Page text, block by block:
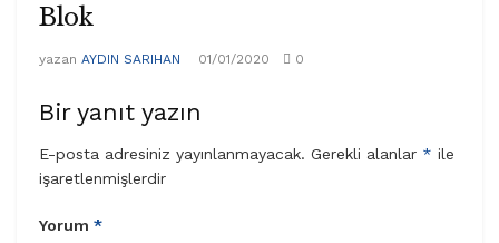
Blok
yazan AYDIN SARIHAN 01/01/2020 0
Bir yanıt yazın
E-posta adresiniz yayınlanmayacak. Gerekli alanlar * ile
işaretlenmişlerdir
Yorum *